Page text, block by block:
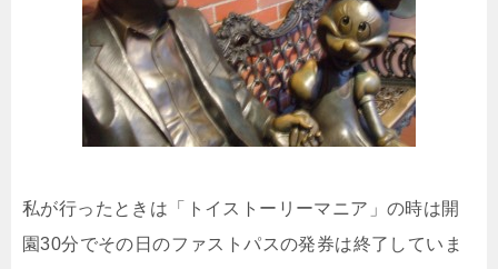
私が行ったときは「トイストーリーマニア」の時は開
園30分でその日のファストパスの発券は終了していま